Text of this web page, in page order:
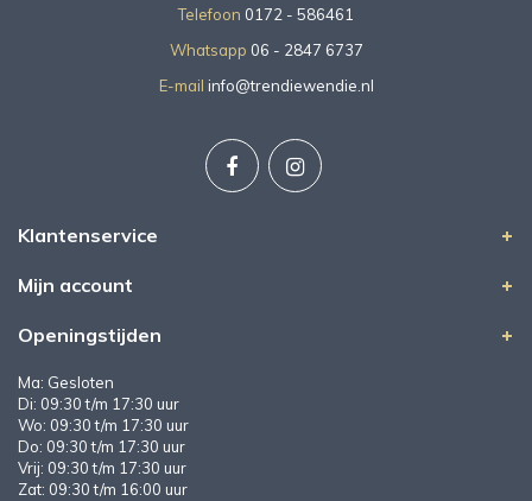
Telefoon 0172 - 586461
Whatsapp 06 - 2847 6737
E-mail info@trendiewendie.nl
Klantenservice
Mijn account
Openingstijden
Ma: Gesloten
Di: 09:30 t/m 17:30 uur
Wo: 09:30 t/m 17:30 uur
Do: 09:30 t/m 17:30 uur
Vrij: 09:30 t/m 17:30 uur
Zat: 09:30 t/m 16:00 uur